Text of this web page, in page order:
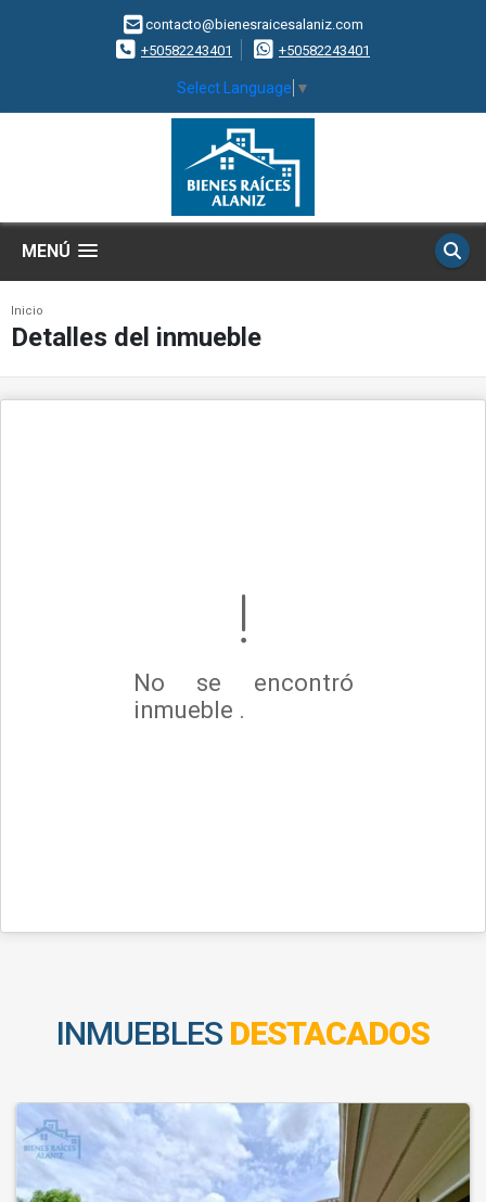
contacto@bienesraicesalaniz.com
+50582243401
+50582243401
Select Language ▼
MENÚ
Inicio
Detalles del inmueble
No se encontró
inmueble .
INMUEBLES DESTACADOS